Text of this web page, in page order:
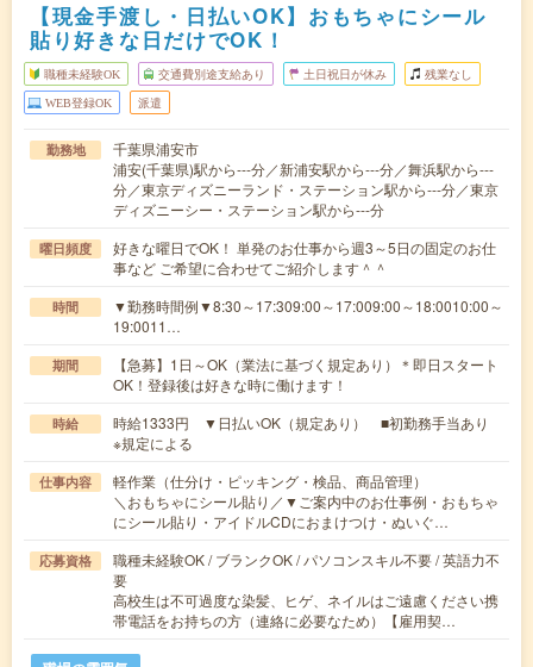
【現金手渡し・日払いOK】おもちゃにシール
貼り好きな日だけでOK！
職種未経験OK 交通費別途支給あり 土日祝日が休み 残業なし
WEB登録OK 派遣
勤務地
千葉県浦安市
浦安(千葉県)駅から---分／新浦安駅から---分／舞浜駅から---
分／東京ディズニーランド・ステーション駅から---分／東京
ディズニーシー・ステーション駅から---分
曜日頻度
好きな曜日でOK！ 単発のお仕事から週3～5日の固定のお仕
事など ご希望に合わせてご紹介します＾＾
時間
▼勤務時間例▼8:30～17:309:00～17:009:00～18:0010:00～
19:0011…
期間
【急募】1日～OK（業法に基づく規定あり）＊即日スタート
OK！登録後は好きな時に働けます！
時給
時給1333円 ▼日払いOK（規定あり） ■初勤務手当あり
※規定による
仕事内容
軽作業（仕分け・ピッキング・検品、商品管理）
＼おもちゃにシール貼り／▼ご案内中のお仕事例・おもちゃ
にシール貼り・アイドルCDにおまけつけ・ぬいぐ…
応募資格
職種未経験OK / ブランクOK / パソコンスキル不要 / 英語力不
要
高校生は不可過度な染髪、ヒゲ、ネイルはご遠慮ください携
帯電話をお持ちの方（連絡に必要なため）【雇用契…